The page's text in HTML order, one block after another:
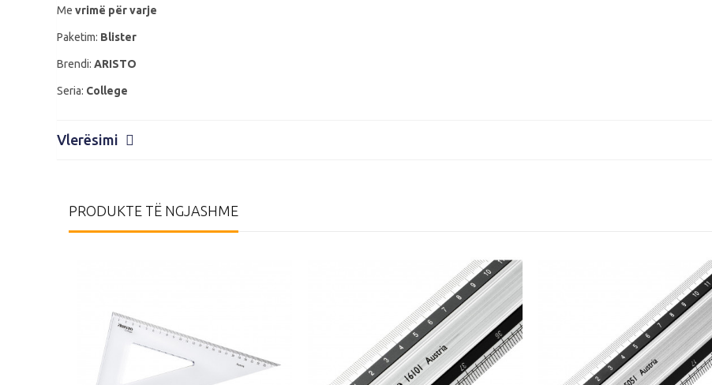
Me vrimë për varje
Paketim: Blister
Brendi: ARISTO
Seria: College
Vlerësimi
PRODUKTE TË NGJASHME